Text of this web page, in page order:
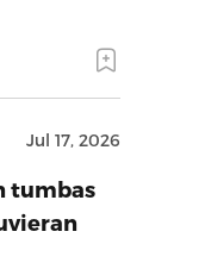
Jul 17, 2026
tumbas